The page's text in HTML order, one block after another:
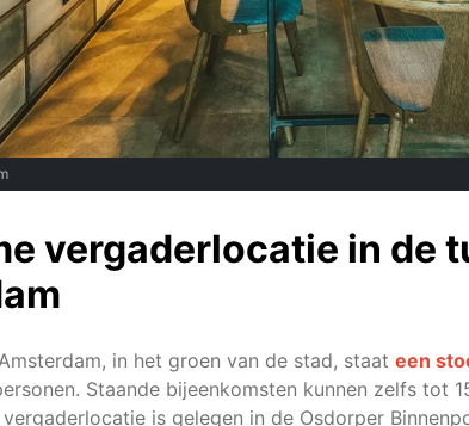
vergaderlocatie in de
in het groen van de stad, staat een
Staande bijeenkomsten kunnen zelfs tot
is gelegen in de Osdorper